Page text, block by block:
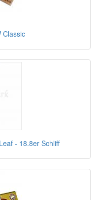
Classic
- 18.8er Schliff